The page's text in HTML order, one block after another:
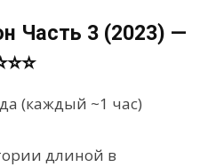
Часть 3 (2023) —
(каждый ~1 час)
длиной в